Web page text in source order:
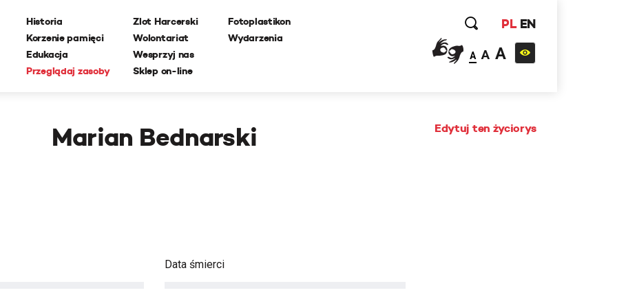
Historia
Korzenie pamięci
Edukacja
Przeglądaj zasoby
Zlot Harcerski
Wolontariat
Wesprzyj nas
Sklep on-line
Fotoplastikon
Wydarzenia
PL EN
A A A
Edytuj ten życiorys
Marian Bednarski
Data śmierci